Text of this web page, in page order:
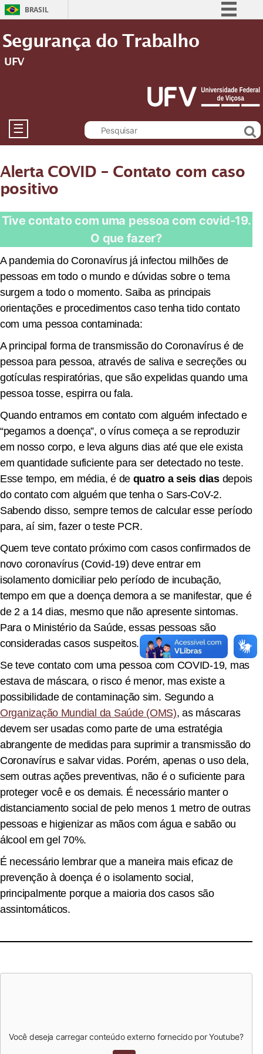
BRASIL
Comunica BR
Acesso à informação
Legislação
Canais
Segurança do Trabalho
UFV
☰
Alerta COVID – Contato com caso
positivo
Tive contato com uma pessoa com covid-19.
O que fazer?
A pandemia do Coronavírus já infectou milhões de
pessoas em todo o mundo e dúvidas sobre o tema
surgem a todo o momento. Saiba as principais
orientações e procedimentos caso tenha tido contato
com uma pessoa contaminada:
A principal forma de transmissão do Coronavírus é de
pessoa para pessoa, através de saliva e secreções ou
gotículas respiratórias, que são expelidas quando uma
pessoa tosse, espirra ou fala.
Quando entramos em contato com alguém infectado e
“pegamos a doença”, o vírus começa a se reproduzir
em nosso corpo, e leva alguns dias até que ele exista
em quantidade suficiente para ser detectado no teste.
Esse tempo, em média, é de quatro a seis dias depois
do contato com alguém que tenha o Sars-CoV-2.
Sabendo disso, sempre temos de calcular esse período
para, aí sim, fazer o teste PCR.
Quem teve contato próximo com casos confirmados de
novo coronavírus (Covid-19) deve entrar em
isolamento domiciliar pelo período de incubação,
tempo em que a doença demora a se manifestar, que é
de 2 a 14 dias, mesmo que não apresente sintomas.
Para o Ministério da Saúde, essas pessoas são
consideradas casos suspeitos.
Se teve contato com uma pessoa com COVID-19, mas
estava de máscara, o risco é menor, mas existe a
possibilidade de contaminação sim. Segundo a
Organização Mundial da Saúde (OMS), as máscaras
devem ser usadas como parte de uma estratégia
abrangente de medidas para suprimir a transmissão do
Coronavírus e salvar vidas. Porém, apenas o uso dela,
sem outras ações preventivas, não é o suficiente para
proteger você e os demais. É necessário manter o
distanciamento social de pelo menos 1 metro de outras
pessoas e higienizar as mãos com água e sabão ou
álcool em gel 70%.
É necessário lembrar que a maneira mais eficaz de
prevenção à doença é o isolamento social,
principalmente porque a maioria dos casos são
assintomáticos.
Você deseja carregar conteúdo externo fornecido porYoutube?